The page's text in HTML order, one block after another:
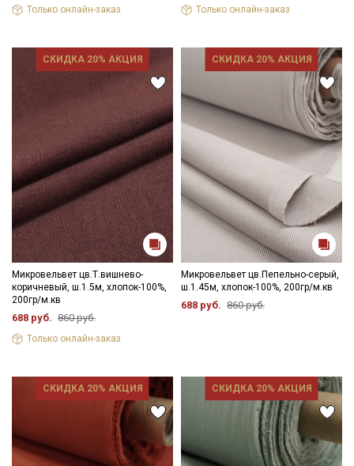
Только онлайн-заказ Только онлайн-заказ
СКИДКА 20% АКЦИЯ
Микровельвет цв.Т.вишнево-
коричневый, ш.1.5м, хлопок-100%,
200гр/м.кв
688 руб. 860 руб.
Только онлайн-заказ
СКИДКА 20% АКЦИЯ
Микровельвет цв.Пепельно-серый,
ш.1.45м, хлопок-100%, 200гр/м.кв
688 руб. 860 руб.
СКИДКА 20% АКЦИЯ СКИДКА 20% АКЦИЯ